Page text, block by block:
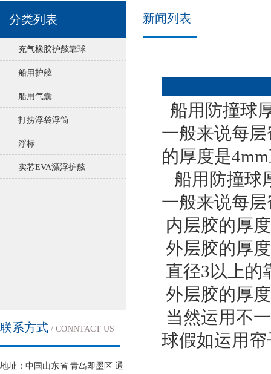
分类列表
充气橡胶护舷靠球
船用护舷
船用气囊
打捞浮袋浮筒
浮标
实芯EVA漂浮护舷
联系方式 / CONNTACT US
| 更多
地址：中国山东省 青岛即墨区 通
新闻列表
船用防撞球
一般来说每
的厚度是
船用防撞球
一般来说每
内层胶的厚
外层胶的厚
直径3以上的
外层胶的厚
当然运用不
球假如运用